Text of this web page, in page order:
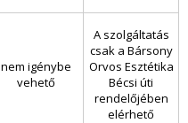
nem igénybe
vehető
A szolgáltatás
csak a Bársony
Orvos Esztétika
Bécsi úti
rendelőjében
elérhető